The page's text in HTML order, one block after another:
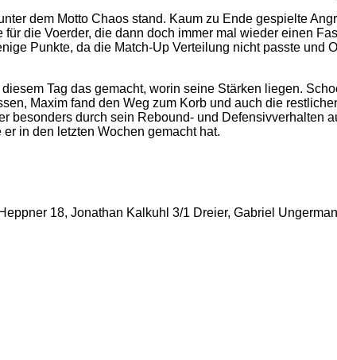
dem Motto Chaos stand. Kaum zu Ende gespielte
die Voerder, die dann doch immer mal wieder einen
Punkte, da die Match-Up Verteilung nicht passte und
Tag das gemacht, worin seine Stärken liegen.
Maxim fand den Weg zum Korb und auch die
besonders durch sein Rebound- und Defensivverhalten
in den letzten Wochen gemacht hat.
18, Jonathan Kalkuhl 3/1 Dreier, Gabriel